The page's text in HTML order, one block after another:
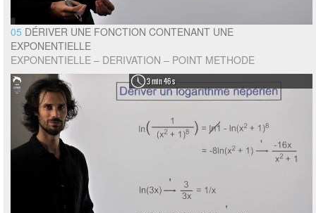
05 DÉRIVER UNE FONCTION CONTENANT UNE
EXPONENTIELLE
EXPONENTIELLE – DERIVATION – POINT METHODE
3 min 46 s